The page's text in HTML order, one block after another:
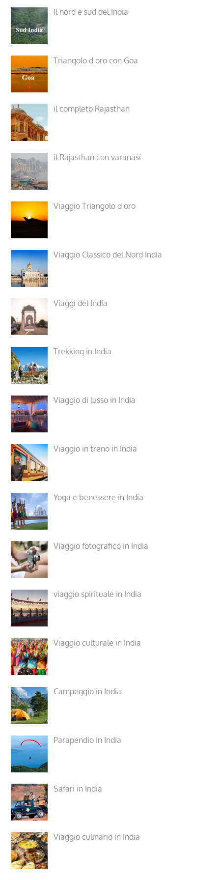
Il nord e sud del India
Triangolo d oro con Goa
il completo Rajasthan
il Rajasthan con varanasi
Viaggio Triangolo d oro
Viaggio Classico del Nord India
Viaggi del India
Trekking in India
Viaggio di lusso in India
Viaggio in treno in India
Yoga e benessere in India
Viaggio fotografico in India
viaggio spirituale in India
Viaggio culturale in India
Campeggio in India
Parapendio in India
Safari in India
Viaggio culinario in India